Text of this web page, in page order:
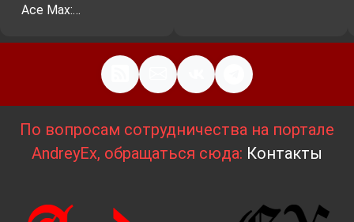
Ace Max:…
По вопросам сотрудничества на портале
AndreyEx, обращаться сюда: Контакты